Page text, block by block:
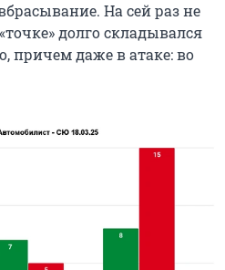
На сей раз не
долго складывался
причем даже в атаке: во